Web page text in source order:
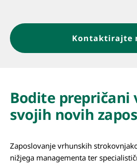
Kontaktirajte
Bodite prepričani
svojih novih
Zaposlovanje vrhunskih
nižjega managementa ter